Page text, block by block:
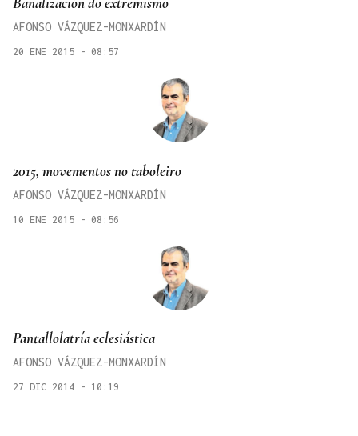
AFONSO VÁZQUEZ-MONXARDÍN
20 ENE 2015 - 08:57
2015, movementos no taboleiro
AFONSO VÁZQUEZ-MONXARDÍN
10 ENE 2015 - 08:56
Pantallolatría eclesiástica
AFONSO VÁZQUEZ-MONXARDÍN
27 DIC 2014 - 10:19